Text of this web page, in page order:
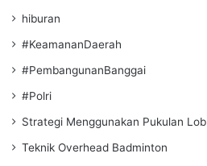
hiburan
#KeamananDaerah
#PembangunanBanggai
#Polri
Strategi Menggunakan Pukulan Lob
Teknik Overhead Badminton